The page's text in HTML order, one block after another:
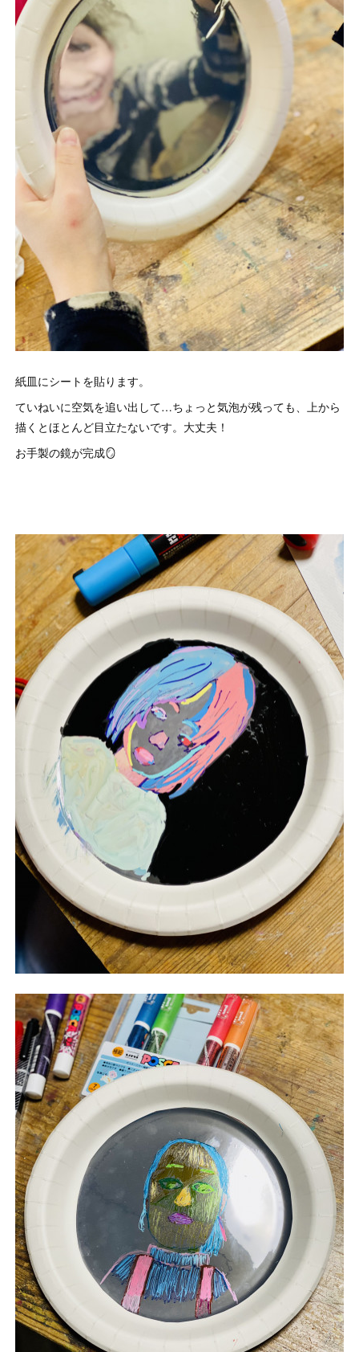
紙皿にシートを貼ります。
ていねいに空気を追い出して…ちょっと気泡が残っても、上から
描くとほとんど目立たないです。大丈夫！
お手製の鏡が完成🪞